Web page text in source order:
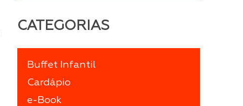
CATEGORIAS
Buffet Infantil
Cardápio
e-Book